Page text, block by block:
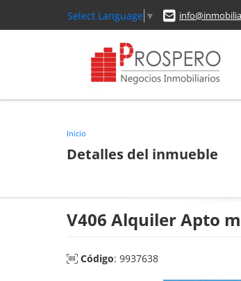
Select Language ▼
Inicio
Detalles del inmueble
V406 Alquiler Apto
Código: 9937638